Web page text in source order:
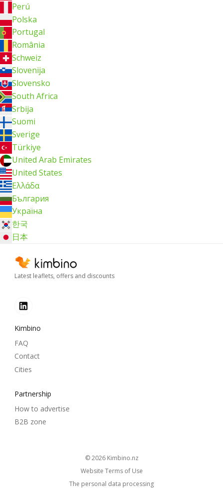
Perú
Polska
Portugal
România
Schweiz
Slovenija
Slovensko
South Africa
Srbija
Suomi
Sverige
Türkiye
United Arab Emirates
United States
Ελλάδα
България
Україна
한국
日本
Latest leaflets, offers and discounts
Kimbino
FAQ
Contact
Cities
Partnership
How to advertise
B2B zone
© 2026 kimbino.nz
Website Terms of Use
The personal data processing